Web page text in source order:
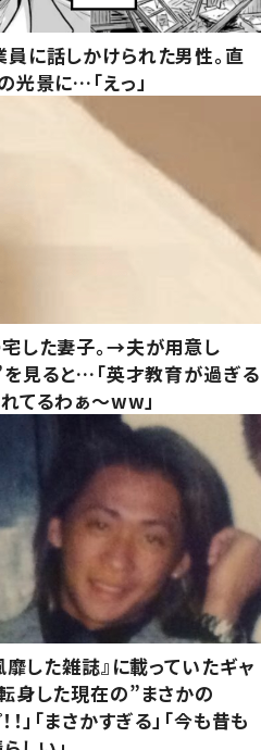
に話しかけられた男性。直
光景に…「えっ」
した妻子。→夫が用意し
見ると…「英才教育が過ぎる
てるわぁ～ww」
した雑誌』に載っていたギャ
身した現在の”まさかの
」「まさかすぎる」「今も昔も